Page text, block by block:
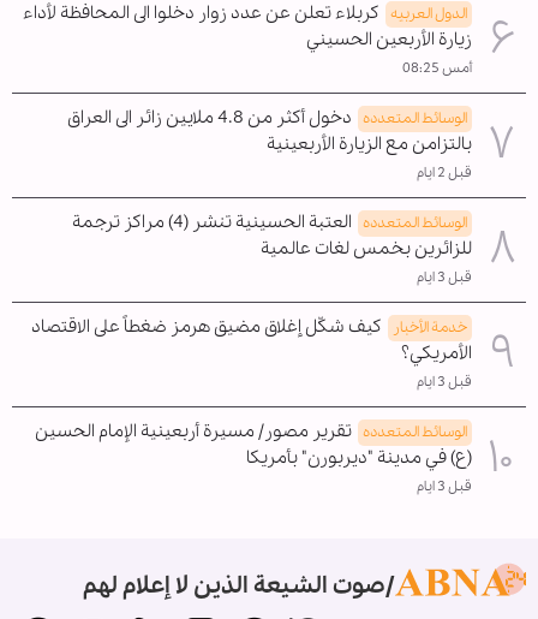
الدول العربیه كربلاء تعلن عن عدد زوار دخلوا الى المحافظة لأداء
زيارة الأربعين الحسيني
أمس 08:25
الوسائط المتعدده
دخول أكثر من 4.8 ملايين زائر الى العراق
بالتزامن مع الزيارة الأربعينية
قبل 2 ايام
الوسائط المتعدده
العتبة الحسينية تنشر (4) مراكز ترجمة
للزائرين بخمس لغات عالمية
قبل 3 ايام
خدمة الأخبار
كيف شكّل إغلاق مضيق هرمز ضغطاً على الاقتصاد
الأمريكي؟
قبل 3 ايام
الوسائط المتعدده تقرير مصور/ مسيرة أربعينية الإمام الحسين
(ع) في مدينة "ديربورن" بأمريكا
قبل 3 ايام
صوت الشيعة الذين لا إعلام لهم